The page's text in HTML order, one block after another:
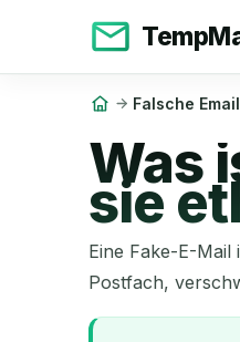
Falsche Email
Was
sie
Eine Fake-E-
Postfach,